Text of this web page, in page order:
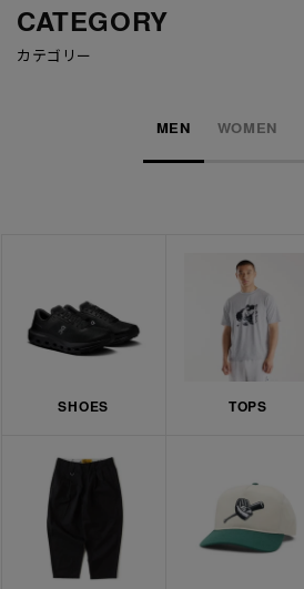
CATEGORY
カテゴリー
MEN WOMEN
SHOES TOPS